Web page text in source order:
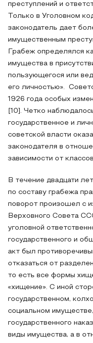
преступлений и
Только в Уголовном
законодатель дает
имущественным
Грабеж определялся
имущества в
пользующегося или
его личностью».
1926 года особых
[10]. Четко
государственное и
советской власти
законодателя в
зависимости от
В течение двадцати
по составу грабежа
поворот произошел с
Верховного Совета
уголовной
государственного и
акт был
отказаться от
то есть все формы
«хищение». С иной
государственном,
социальном
государственного
виды имущества, а в